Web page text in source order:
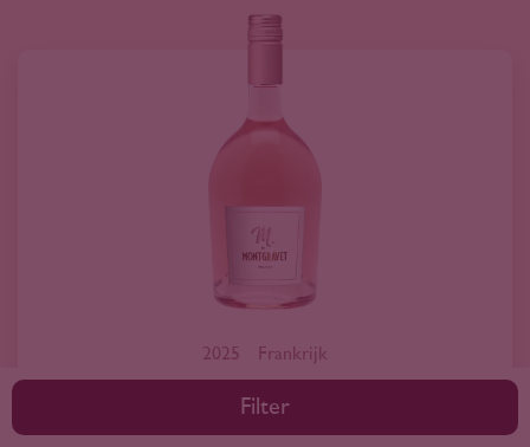
2025 Frankrijk
M. by Montgravet Grenache Rosé 2025
55
Filter